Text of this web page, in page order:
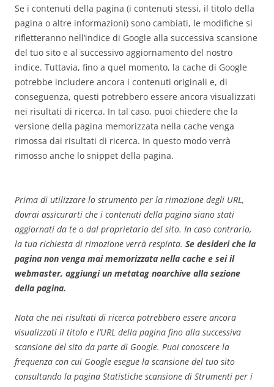
Se i contenuti della pagina (i contenuti stessi, il titolo della
pagina o altre informazioni) sono cambiati, le modifiche si
rifletteranno nell’indice di Google alla successiva scansione
del tuo sito e al successivo aggiornamento del nostro
indice. Tuttavia, fino a quel momento, la cache di Google
potrebbe includere ancora i contenuti originali e, di
conseguenza, questi potrebbero essere ancora visualizzati
nei risultati di ricerca. In tal caso, puoi chiedere che la
versione della pagina memorizzata nella cache venga
rimossa dai risultati di ricerca. In questo modo verrà
rimosso anche lo snippet della pagina.
Prima di utilizzare lo strumento per la rimozione degli URL,
dovrai assicurarti che i contenuti della pagina siano stati
aggiornati da te o dal proprietario del sito. In caso contrario,
la tua richiesta di rimozione verrà respinta. Se desideri che la
pagina non venga mai memorizzata nella cache e sei il
webmaster, aggiungi un metatag noarchive alla sezione
della pagina.
Nota che nei risultati di ricerca potrebbero essere ancora
visualizzati il titolo e l’URL della pagina fino alla successiva
scansione del sito da parte di Google. Puoi conoscere la
frequenza con cui Google esegue la scansione del tuo sito
consultando la pagina Statistiche scansione di Strumenti per i